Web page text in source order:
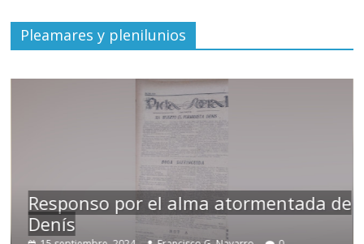
Pleamares y plenilunios
Responso por el alma atormentada de
Denís